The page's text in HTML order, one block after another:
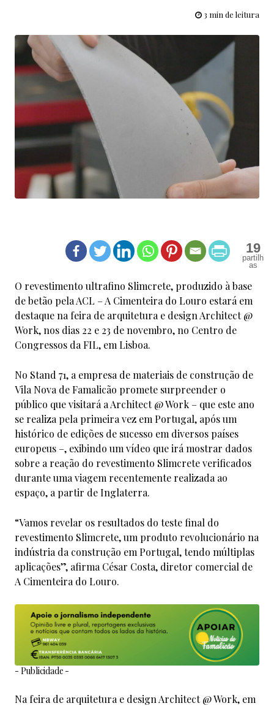
3 min de leitura
19
O revestimento ultrafino Slimcrete, produzido à base
de betão pela ACL – A Cimenteira do Louro estará em
destaque na feira de arquitetura e design Architect @
Work, nos dias 22 e 23 de novembro, no Centro de
Congressos da FIL, em Lisboa.
No Stand 71, a empresa de materiais de construção de
Vila Nova de Famalicão promete surpreender o
público que visitará a Architect @ Work – que este ano
se realiza pela primeira vez em Portugal, após um
histórico de edições de sucesso em diversos países
europeus –, exibindo um vídeo que irá mostrar dados
sobre a reação do revestimento Slimcrete verificados
durante uma viagem recentemente realizada ao
espaço, a partir de Inglaterra.
“Vamos revelar os resultados do teste final do
revestimento Slimcrete, um produto revolucionário na
indústria da construção em Portugal, tendo múltiplas
aplicações”, afirma César Costa, diretor comercial de
A Cimenteira do Louro.
- Publicidade -
Na feira de arquitetura e design Architect @ Work, em